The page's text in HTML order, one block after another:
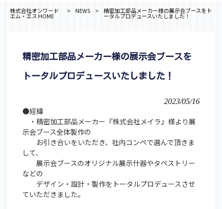
株式会社オンワード
エム・エス HOME
> NEWS > 精密加工部品メーカー様の展示会ブースをト
ータルプロデュースいたしました！
精密加工部品メーカー様の展示会ブースを
トータルプロデュースいたしました！
2023/05/16
●経緯
・精密加工部品メーカー『株式会社メイラ』様より展
示会ブース全体製作の
お引き合いをいただき、社内コンペで選んで頂きま
して、
展示会ブースのオリジナル展示什器やタペストリー
などの
デザイン・設計・製作をトータルプロデュースさせ
ていただきました。